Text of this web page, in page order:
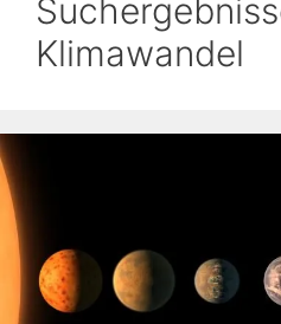
Klimawandel